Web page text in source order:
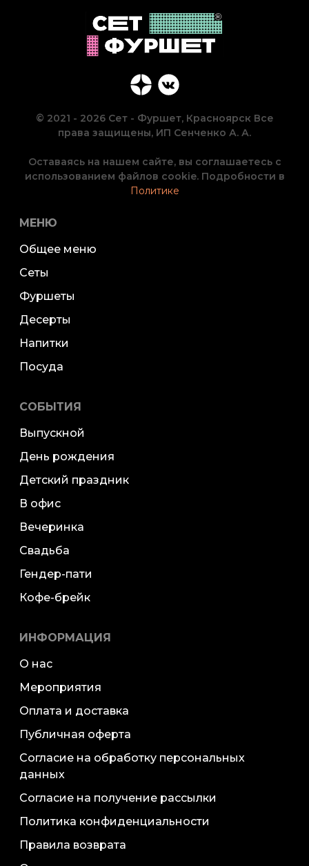
© 2021 - 2026 Сет - Фуршет, Красноярск Все
права защищены, ИП Сенченко А. А.
Оставаясь на нашем сайте, вы соглашаетесь с
использованием файлов cookie. Подробности в
Политике
МЕНЮ
Общее меню
Сеты
Фуршеты
Десерты
Напитки
Посуда
СОБЫТИЯ
Выпускной
День рождения
Детский праздник
В офис
Вечеринка
Свадьба
Гендер-пати
Кофе-брейк
ИНФОРМАЦИЯ
О нас
Мероприятия
Оплата и доставка
Публичная оферта
Согласие на обработку персональных
данных
Согласие на получение рассылки
Политика конфиденциальности
Правила возврата